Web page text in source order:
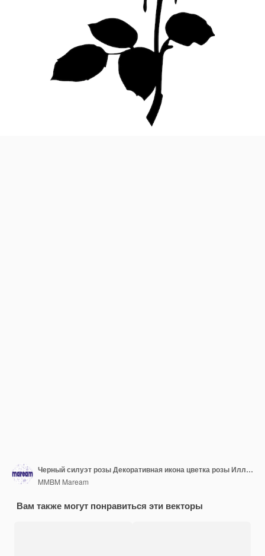
Черный силуэт розы Декоративная икона цветка розы Иллюстрация векторного цвета
MMBM Maream
Вам также могут понравиться эти векторы